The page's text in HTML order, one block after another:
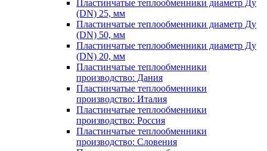
Пластинчатые теплообменники диаметр Ду
(DN) 25, мм
Пластинчатые теплообменники диаметр Ду
(DN) 50, мм
Пластинчатые теплообменники диаметр Ду
(DN) 20, мм
Пластинчатые теплообменники
производство: Дания
Пластинчатые теплообменники
производство: Италия
Пластинчатые теплообменники
производство: Россия
Пластинчатые теплообменники
производство: Словения